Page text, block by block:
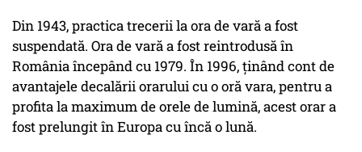
Din 1943, practica trecerii la ora de vară a fost
suspendată. Ora de vară a fost reintrodusă în
România începând cu 1979. În 1996, ţinând cont de
avantajele decalării orarului cu o oră vara, pentru a
profita la maximum de orele de lumină, acest orar a
fost prelungit în Europa cu încă o lună.